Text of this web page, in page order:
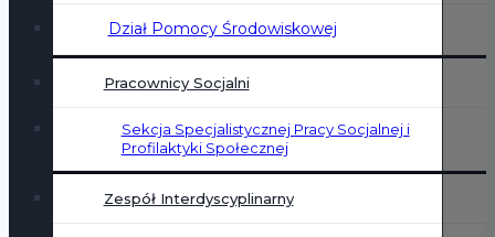
Dział Pomocy Środowiskowej
Pracownicy Socjalni
Sekcja Specjalistycznej Pracy Socjalnej i
Profilaktyki Społecznej
Zespół Interdyscyplinarny